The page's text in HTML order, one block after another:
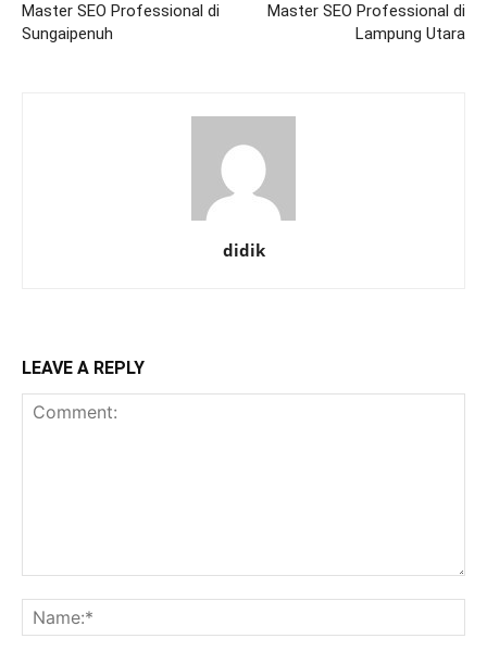
Master SEO Professional di
Sungaipenuh
Master SEO Professional di
Lampung Utara
didik
LEAVE A REPLY